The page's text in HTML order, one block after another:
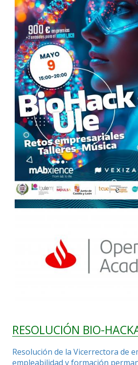
RESOLUCIÓN BIO-
Resolución de la Vicerrectora de
empleabilidad y formación